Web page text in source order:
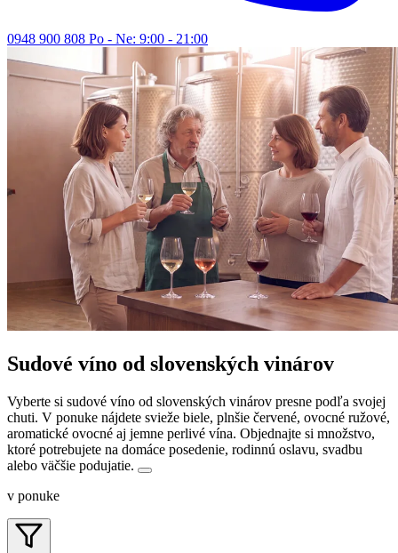
0948 900 808 Po - Ne: 9:00 - 21:00
Sudové víno od slovenských vinárov
Vyberte si sudové víno od slovenských vinárov presne podľa svojej
chuti. V ponuke nájdete svieže biele, plnšie červené, ovocné ružové,
aromatické ovocné aj jemne perlivé vína. Objednajte si množstvo,
ktoré potrebujete na domáce posedenie, rodinnú oslavu, svadbu
alebo väčšie podujatie.
v ponuke